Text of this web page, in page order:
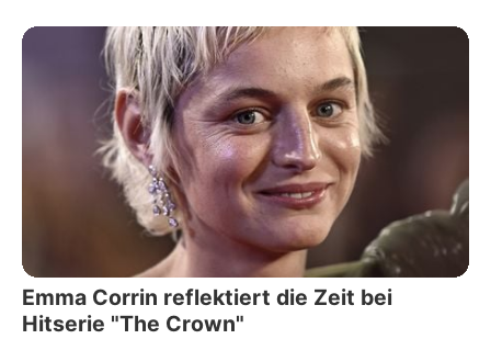
Emma Corrin reflektiert die Zeit bei
Hitserie "The Crown"